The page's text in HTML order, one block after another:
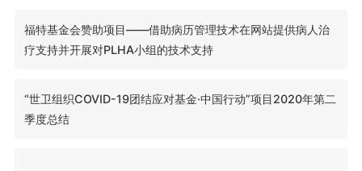
福特基金会赞助项目——借助病历管理技术在网站提供病人治
疗支持并开展对PLHA小组的技术支持
“世卫组织COVID-19团结应对基金·中国行动”项目2020年第二
季度总结